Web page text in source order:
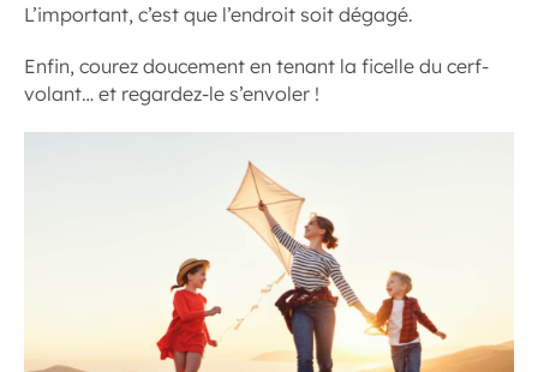
L’important, c’est que l’endroit soit dégagé.
Enfin, courez doucement en tenant la ficelle du cerf-
volant… et regardez-le s’envoler !